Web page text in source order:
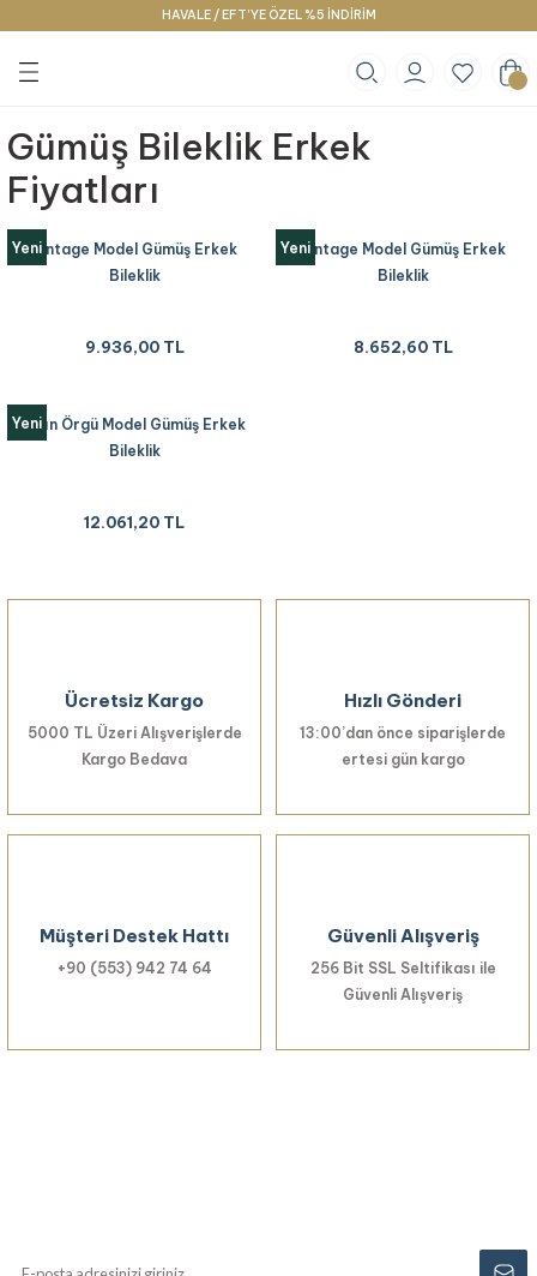
HAVALE / EFT’YE ÖZEL %5 İNDİRİM
Geri Dön
Geri Dön
Geri Dön
Gümüş Bileklik Erkek
Fiyatları
YeniVintage Model Gümüş Erkek
Bileklik
9.936,00 TL
YeniVintage Model Gümüş Erkek
Bileklik
8.652,60 TL
Yeni
Kalın Örgü Model Gümüş Erkek
Bileklik
12.061,20 TL
Ücretsiz Kargo
5000 TL Üzeri Alışverişlerde
Kargo Bedava
Hızlı Gönderi
13:00’dan önce siparişlerde
ertesi gün kargo
Müşteri Destek Hattı
+90 (553) 942 74 64
Güvenli Alışveriş
256 Bit SSL Seltifikası ile
Güvenli Alışveriş